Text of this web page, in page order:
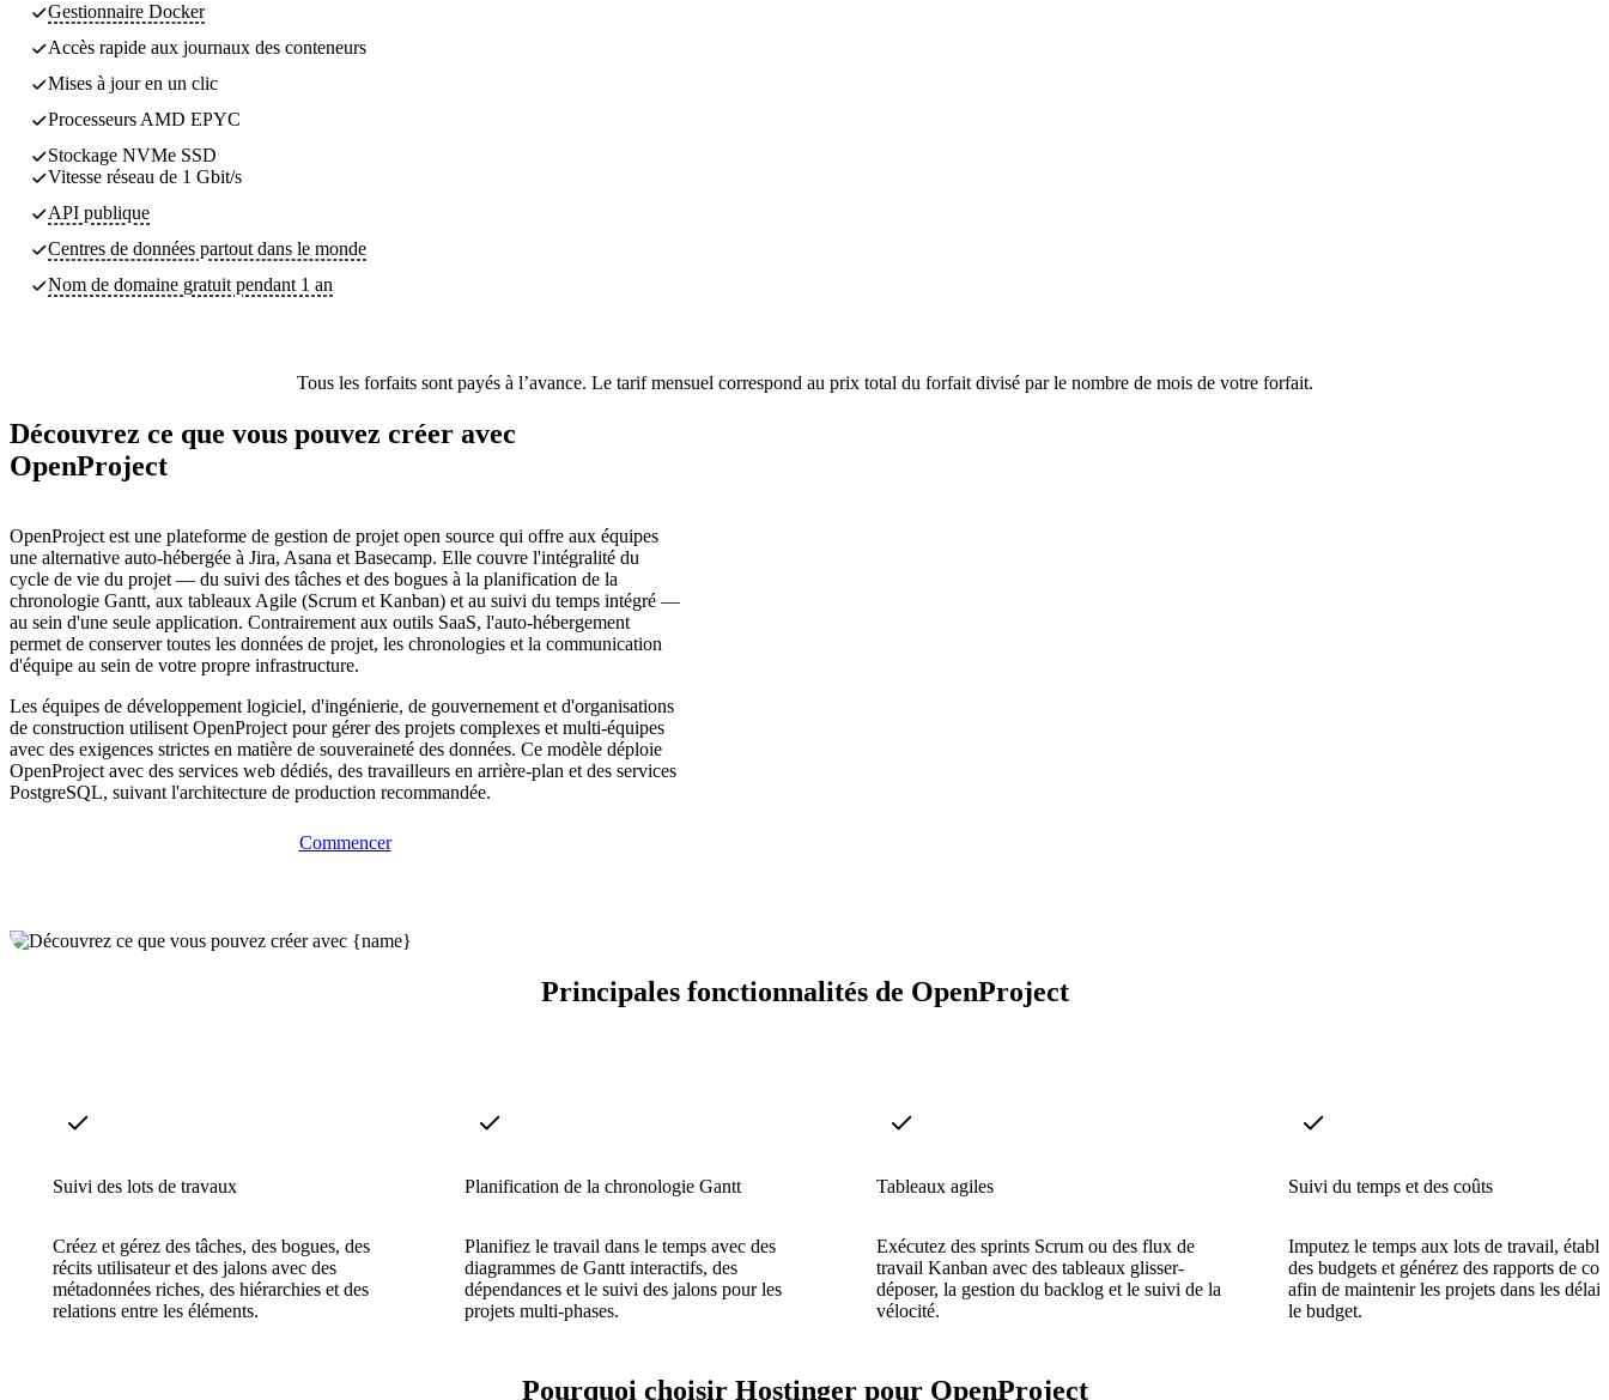
Gestionnaire Docker
Accès rapide aux journaux des conteneurs
Mises à jour en un clic
Processeurs AMD EPYC
Stockage NVMe SSD
Vitesse réseau de 1 Gbit/s
API publique
Centres de données partout dans le monde
Nom de domaine gratuit pendant 1 an
Tous les forfaits sont payés à l’avance. Le tarif mensuel correspond au prix total du forfait divisé par le nombre de mois de votre forfait.
Découvrez ce que vous pouvez créer avec
OpenProject
OpenProject est une plateforme de gestion de projet open source qui offre aux équipes
une alternative auto-hébergée à Jira, Asana et Basecamp. Elle couvre l'intégralité du
cycle de vie du projet — du suivi des tâches et des bogues à la planification de la
chronologie Gantt, aux tableaux Agile (Scrum et Kanban) et au suivi du temps intégré —
au sein d'une seule application. Contrairement aux outils SaaS, l'auto-hébergement
permet de conserver toutes les données de projet, les chronologies et la communication
d'équipe au sein de votre propre infrastructure.
Les équipes de développement logiciel, d'ingénierie, de gouvernement et d'organisations
de construction utilisent OpenProject pour gérer des projets complexes et multi-équipes
avec des exigences strictes en matière de souveraineté des données. Ce modèle déploie
OpenProject avec des services web dédiés, des travailleurs en arrière-plan et des services
PostgreSQL, suivant l'architecture de production recommandée.
Commencer
Principales fonctionnalités de OpenProject
Suivi des lots de travaux
Créez et gérez des tâches, des bogues, des
récits utilisateur et des jalons avec des
métadonnées riches, des hiérarchies et des
relations entre les éléments.
Planification de la chronologie Gantt
Planifiez le travail dans le temps avec des
diagrammes de Gantt interactifs, des
dépendances et le suivi des jalons pour les
projets multi-phases.
Tableaux agiles
Exécutez des sprints Scrum ou des flux de
travail Kanban avec des tableaux glisser-
déposer, la gestion du backlog et le suivi de la
vélocité.
Suivi du temps et des coûts
Imputez le temps aux lots de travail,
des budgets et générez des rapports de
afin de maintenir les projets dans les
le budget.
Pourquoi choisir Hostinger pour OpenProject